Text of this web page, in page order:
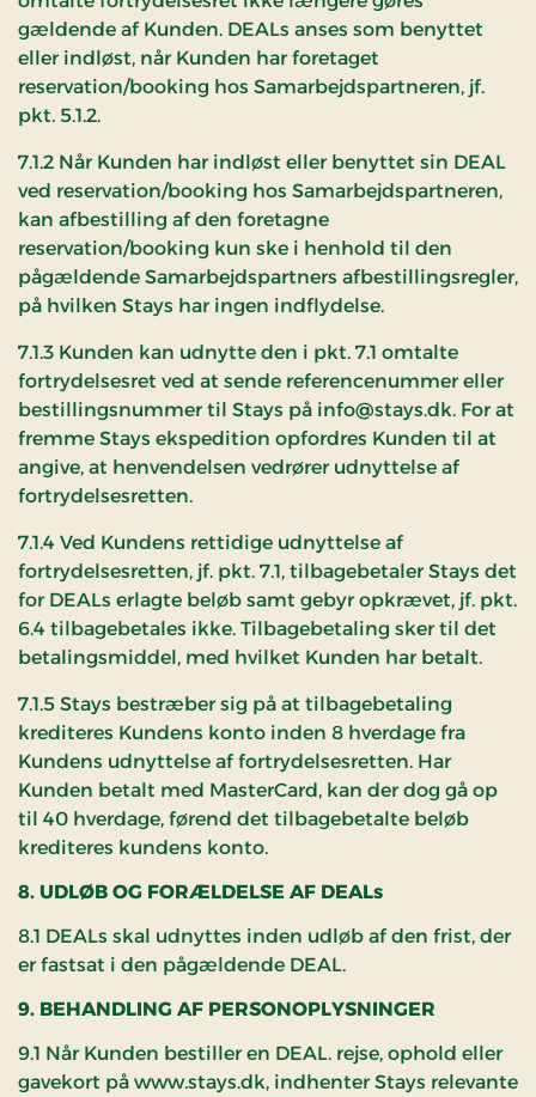
gældende af Kunden. DEALs anses som benyttet
eller indløst, når Kunden har foretaget
reservation/booking hos Samarbejdspartneren, jf.
pkt. 5.1.2.
7.1.2 Når Kunden har indløst eller benyttet sin DEAL
ved reservation/booking hos Samarbejdspartneren,
kan afbestilling af den foretagne
reservation/booking kun ske i henhold til den
pågældende Samarbejdspartners afbestillingsregler,
på hvilken Stays har ingen indflydelse.
7.1.3 Kunden kan udnytte den i pkt. 7.1 omtalte
fortrydelsesret ved at sende referencenummer eller
bestillingsnummer til Stays på info@stays.dk. For at
fremme Stays ekspedition opfordres Kunden til at
angive, at henvendelsen vedrører udnyttelse af
fortrydelsesretten.
7.1.4 Ved Kundens rettidige udnyttelse af
fortrydelsesretten, jf. pkt. 7.1, tilbagebetaler Stays det
for DEALs erlagte beløb samt gebyr opkrævet, jf. pkt.
6.4 tilbagebetales ikke. Tilbagebetaling sker til det
betalingsmiddel, med hvilket Kunden har betalt.
7.1.5 Stays bestræber sig på at tilbagebetaling
krediteres Kundens konto inden 8 hverdage fra
Kundens udnyttelse af fortrydelsesretten. Har
Kunden betalt med MasterCard, kan der dog gå op
til 40 hverdage, førend det tilbagebetalte beløb
krediteres kundens konto.
8. UDLØB OG FORÆLDELSE AF DEALs
8.1 DEALs skal udnyttes inden udløb af den frist, der
er fastsat i den pågældende DEAL.
9. BEHANDLING AF PERSONOPLYSNINGER
9.1 Når Kunden bestiller en DEAL. rejse, ophold eller
gavekort på www.stays.dk, indhenter Stays relevante